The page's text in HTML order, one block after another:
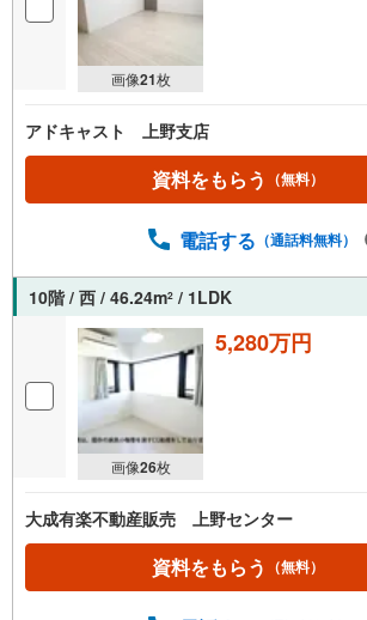
画像21枚
アドキャスト 上野支店
資料をもらう （無料）
電話する （通話料無料）
10階 / 西 / 46.24m2 / 1LDK
画像26枚
5,280万円
大成有楽不動産販売 上野センター
資料をもらう （無料）